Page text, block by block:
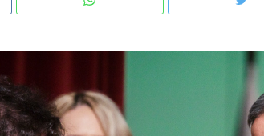
«Иволга» в Зеленодольске
школьной